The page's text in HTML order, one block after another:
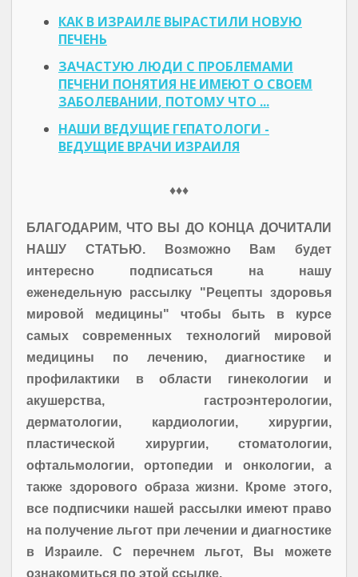
КАК В ИЗРАИЛЕ ВЫРАСТИЛИ НОВУЮ
ПЕЧЕНЬ
ЗАЧАСТУЮ ЛЮДИ С ПРОБЛЕМАМИ
ПЕЧЕНИ ПОНЯТИЯ НЕ ИМЕЮТ О СВОЕМ
ЗАБОЛЕВАНИИ, ПОТОМУ ЧТО ...
НАШИ ВЕДУЩИЕ ГЕПАТОЛОГИ -
ВЕДУЩИЕ ВРАЧИ ИЗРАИЛЯ
♦♦♦
БЛАГОДАРИМ, ЧТО ВЫ ДО КОНЦА ДОЧИТАЛИ
НАШУ СТАТЬЮ. Возможно Вам будет
интересно подписаться на нашу
еженедельную рассылку "Рецепты здоровья
мировой медицины" чтобы быть в курсе
самых современных технологий мировой
медицины по лечению, диагностике и
профилактики в области гинекологии и
акушерства, гастроэнтерологии,
дерматологии, кардиологии, хирургии,
пластической хирургии, стоматологии,
офтальмологии, ортопедии и онкологии, а
также здорового образа жизни. Кроме этого,
все подписчики нашей рассылки имеют право
на получение льгот при лечении и диагностике
в Израиле. С перечнем льгот, Вы можете
ознакомиться по этой ссылке.